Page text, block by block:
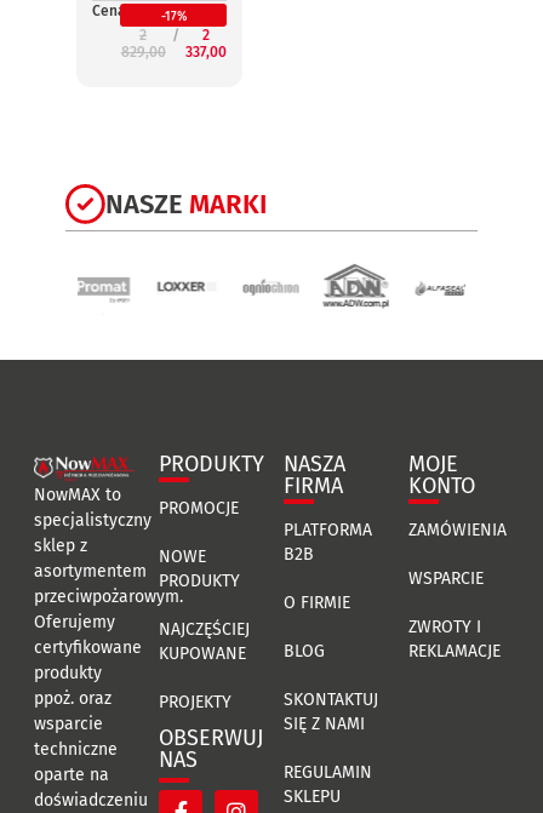
Cena:
-17%
2
829,00
2
337,00
NASZE MARKI
NowMAX to
specjalistyczny
sklep z
asortymentem
przeciwpożarowym.
Oferujemy
certyfikowane
produkty
ppoż. oraz
wsparcie
techniczne
oparte na
doświadczeniu
PRODUKTY
PROMOCJE
NOWE
PRODUKTY
NAJCZĘŚCIEJ
KUPOWANE
PROJEKTY
OBSERWUJ
NAS
NASZA
FIRMA
PLATFORMA
B2B
O FIRMIE
BLOG
SKONTAKTUJ
SIĘ Z NAMI
REGULAMIN
SKLEPU
MOJE
KONTO
ZAMÓWIENIA
WSPARCIE
ZWROTY I
REKLAMACJE